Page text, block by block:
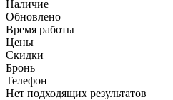
Наличие
Обновлено
Время работы
Цены
Скидки
Бронь
Телефон
Нет подходящих результатов